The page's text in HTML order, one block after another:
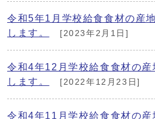
令和5年1月学校給食食材の産
します。
[2023年2月1日]
令和4年12月学校給食食材の
します。
[2022年12月23日]
令和4年11月学校給食食材の